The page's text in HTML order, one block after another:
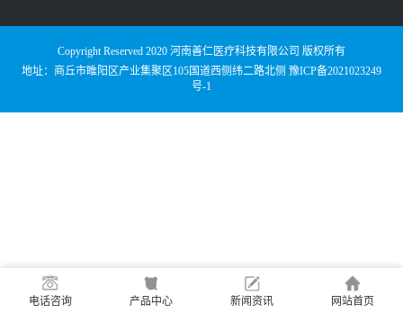
Copyright Reserved 2020 河南善仁医疗科技有限公司 版权所有
地址：商丘市睢阳区产业集聚区105国道西侧纬二路北侧 豫ICP备2021023249
号-1
电话咨询 产品中心 新闻资讯 网站首页